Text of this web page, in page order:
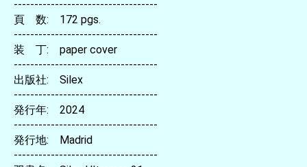
-----------------------------------
頁 数: 172 pgs.
-----------------------------------
装 丁: paper cover
-----------------------------------
出版社: Silex
-----------------------------------
発行年: 2024
-----------------------------------
発行地: Madrid
-----------------------------------